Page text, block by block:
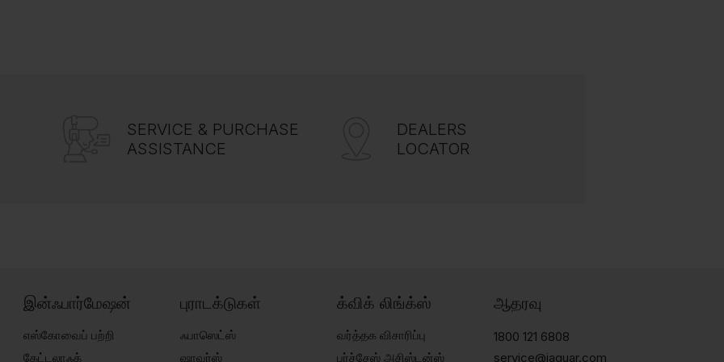
SERVICE & PURCHASE
ASSISTANCE
DEALERS
LOCATOR
இன்ஃபார்மேஷன்
எஸ்கோவைப் பற்றி
கேட்டலாஃக்
புராடக்டுகள்
ஃபாஸெட்ஸ்
ஷாவர்ஸ்
க்விக் லிங்க்ஸ்
வர்த்தக விசாரிப்பு
பர்ச்சேஸ் அசிஸ்டன்ஸ்
ஆதரவு
1800 121 6808
service@jaquar.com